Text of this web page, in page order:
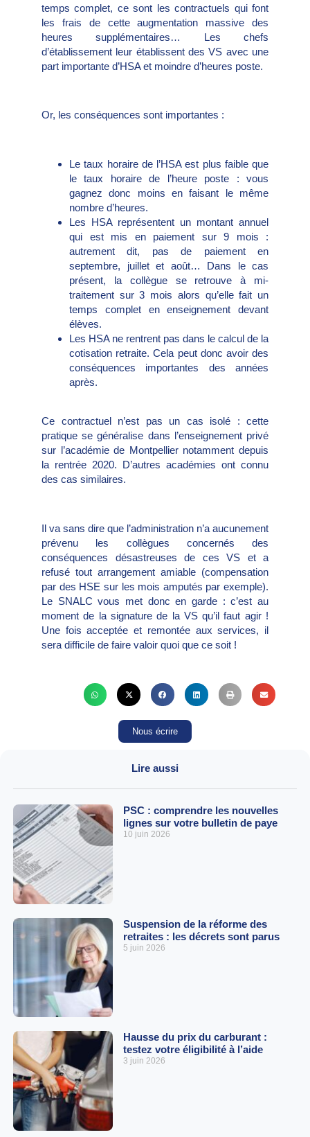
temps complet, ce sont les contractuels qui font
les frais de cette augmentation massive des
heures supplémentaires… Les chefs
d’établissement leur établissent des VS avec une
part importante d’HSA et moindre d’heures poste.
Or, les conséquences sont importantes :
Le taux horaire de l’HSA est plus faible que
le taux horaire de l’heure poste : vous
gagnez donc moins en faisant le même
nombre d’heures.
Les HSA représentent un montant annuel
qui est mis en paiement sur 9 mois :
autrement dit, pas de paiement en
septembre, juillet et août… Dans le cas
présent, la collègue se retrouve à mi-
traitement sur 3 mois alors qu’elle fait un
temps complet en enseignement devant
élèves.
Les HSA ne rentrent pas dans le calcul de la
cotisation retraite. Cela peut donc avoir des
conséquences importantes des années
après.
Ce contractuel n’est pas un cas isolé : cette
pratique se généralise dans l’enseignement privé
sur l’académie de Montpellier notamment depuis
la rentrée 2020. D’autres académies ont connu
des cas similaires.
Il va sans dire que l’administration n’a aucunement
prévenu les collègues concernés des
conséquences désastreuses de ces VS et a
refusé tout arrangement amiable (compensation
par des HSE sur les mois amputés par exemple).
Le SNALC vous met donc en garde : c’est au
moment de la signature de la VS qu’il faut agir !
Une fois acceptée et remontée aux services, il
sera difficile de faire valoir quoi que ce soit !
Nous écrire
Lire aussi
PSC : comprendre les nouvelles
lignes sur votre bulletin de paye
10 juin 2026
Suspension de la réforme des
retraites : les décrets sont parus
5 juin 2026
Hausse du prix du carburant :
testez votre éligibilité à l’aide
3 juin 2026